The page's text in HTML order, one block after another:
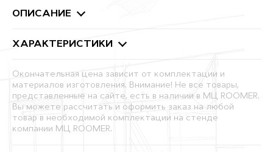
ОПИСАНИЕ
ХАРАКТЕРИСТИКИ
Окончательная цена зависит от комплектации и
материалов изготовления. Внимание! Не все товары,
представленные на сайте, есть в наличии в МЦ ROOMER.
Вы можете рассчитать и оформить заказ на любой
товар в необходимой комплектации на стенде
компании МЦ ROOMER.